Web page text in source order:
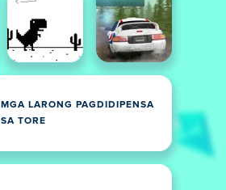
MGA LARONG PAGDIDIPENSA
SA TORE